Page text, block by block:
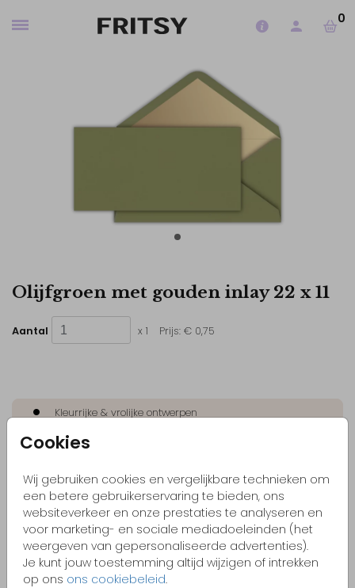
0
Cookies
Wij gebruiken cookies en vergelijkbare technieken om
een betere gebruikerservaring te bieden, ons
websiteverkeer en onze prestaties te analyseren en
voor marketing- en sociale mediadoeleinden (het
weergeven van gepersonaliseerde advertenties).
Je kunt jouw toestemming altijd wijzigen of intrekken
op ons ons cookiebeleid.
Olijfgroen met gouden inlay 22 x 11
Aantal x 1 Prijs: € 0,75
Kleurrijke & vrolijke ontwerpen
Originele kaartjes
Bestel gemakkelijk een proefdruk vanaf €1,-
OMSCHRIJVING
Olijfgroen met gouden inlay 22 x 11